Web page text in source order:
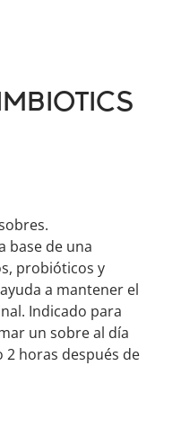
base de una
probióticos y
a mantener el
Indicado para
un sobre al día
2 horas después de